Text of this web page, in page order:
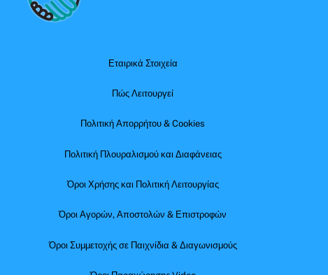
Εταιρικά Στοιχεία
Πώς Λειτουργεί
Πολιτική Απορρήτου & Cookies
Πολιτική Πλουραλισμού και Διαφάνειας
Όροι Χρήσης και Πολιτική Λειτουργίας
Όροι Αγορών, Αποστολών & Επιστροφών
Όροι Συμμετοχής σε Παιχνίδια & Διαγωνισμούς